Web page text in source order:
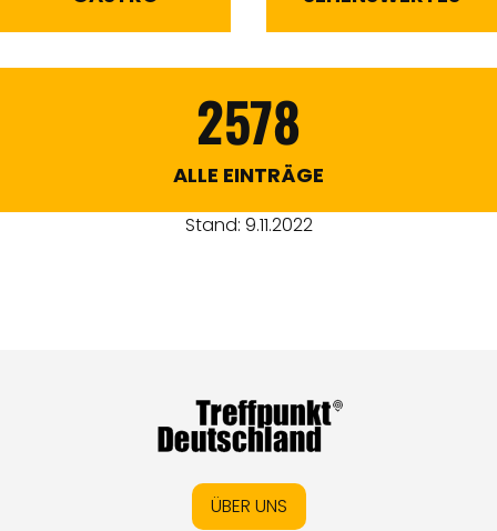
2578
ALLE EINTRÄGE
Stand: 9.11.2022
ÜBER UNS